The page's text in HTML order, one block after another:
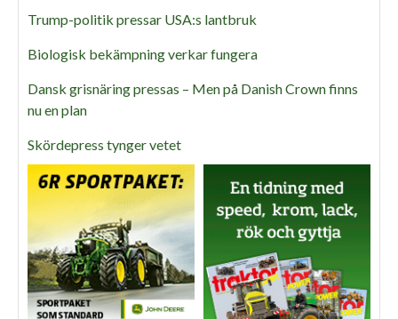
Trump-politik pressar USA:s lantbruk
Biologisk bekämpning verkar fungera
Dansk grisnäring pressas – Men på Danish Crown finns
nu en plan
Skördepress tynger vetet